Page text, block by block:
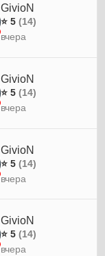
GivioN
⭐ 5 (14)
вчера
GivioN
⭐ 5 (14)
вчера
GivioN
⭐ 5 (14)
вчера
GivioN
⭐ 5 (14)
вчера